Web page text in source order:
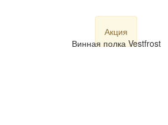
Акция
Винная полка Vestfrost